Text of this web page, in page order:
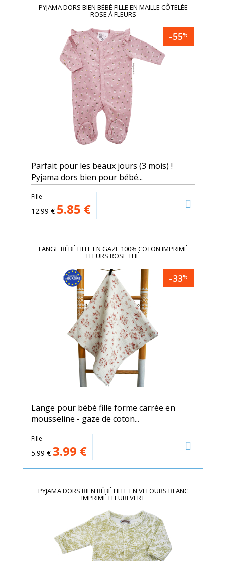
PYJAMA DORS BIEN BÉBÉ FILLE EN MAILLE CÔTELÉE
ROSE À FLEURS
-55%
Parfait pour les beaux jours (3 mois) !
Pyjama dors bien pour bébé...
Fille
12.99 € 5.85 €
LANGE BÉBÉ FILLE EN GAZE 100% COTON IMPRIMÉ
FLEURS ROSE THÉ
-33%
Lange pour bébé fille forme carrée en
mousseline - gaze de coton...
Fille
5.99 € 3.99 €
PYJAMA DORS BIEN BÉBÉ FILLE EN VELOURS BLANC
IMPRIMÉ FLEURI VERT